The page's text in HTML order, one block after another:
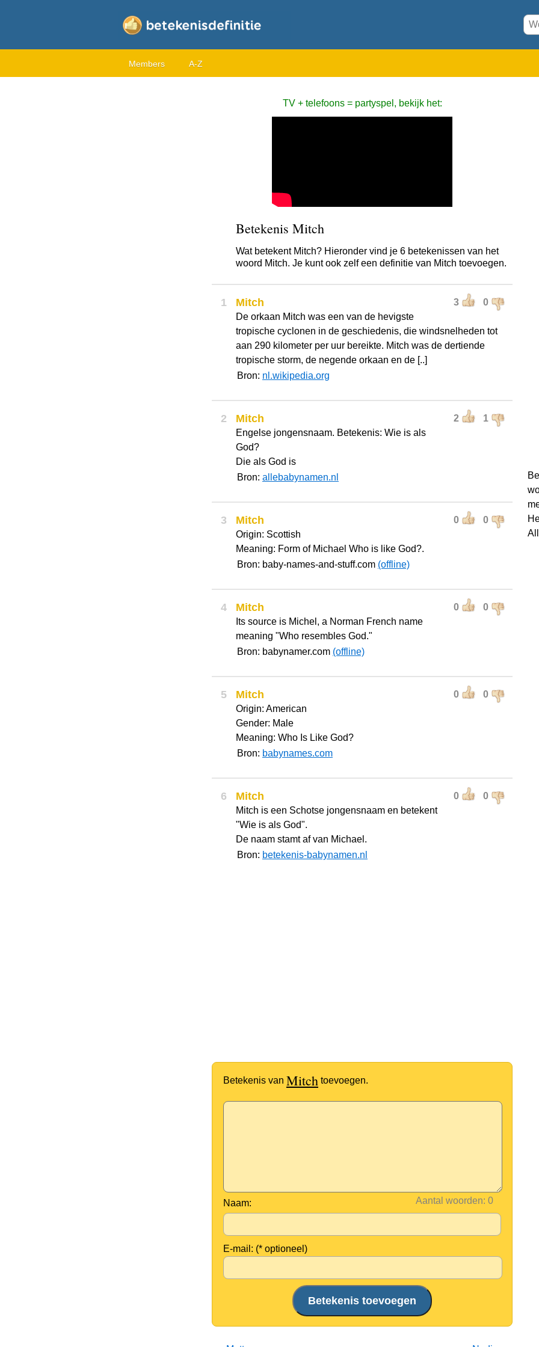
Members A-Z
TV + telefoons = partyspel, bekijk het:
Betekenis Mitch
Wat betekent Mitch? Hieronder vind je 6 betekenissen van het
woord Mitch. Je kunt ook zelf een definitie van Mitch toevoegen.
1 3 0
Mitch
De orkaan Mitch was een van de hevigste
tropische cyclonen in de geschiedenis, die windsnelheden tot
aan 290 kilometer per uur bereikte. Mitch was de dertiende
tropische storm, de negende orkaan en de [..]
Bron: nl.wikipedia.org
2 2 1
Mitch
Engelse jongensnaam. Betekenis: Wie is als
God?
Die als God is
Bron: allebabynamen.nl
3 0 0
Mitch
Origin: Scottish
Meaning: Form of Michael Who is like God?.
Bron: baby-names-and-stuff.com (offline)
4 0 0
Mitch
Its source is Michel, a Norman French name
meaning "Who resembles God."
Bron: babynamer.com (offline)
5 0 0
Mitch
Origin: American
Gender: Male
Meaning: Who Is Like God?
Bron: babynames.com
6 0 0
Mitch
Mitch is een Schotse jongensnaam en betekent
"Wie is als God".
De naam stamt af van Michael.
Bron: betekenis-babynamen.nl
Betekenis van Mitch toevoegen.
Aantal woorden:
Naam:
E-mail: (* optioneel)